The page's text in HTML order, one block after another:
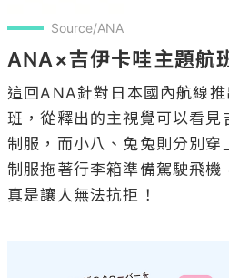
Source/ANA
ANA×吉伊卡哇主題航
這回ANA針對日本國內航線
班，從釋出的主視覺可以看見
制服，而小八、兔兔則分別穿
制服拖著行李箱準備駕駛飛機
真是讓人無法抗拒！